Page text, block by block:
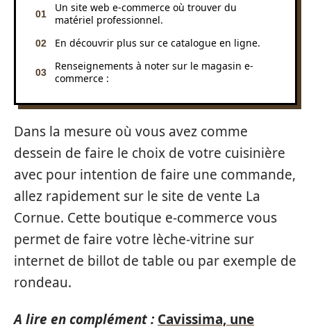
Un site web e-commerce où trouver du
matériel professionnel.
En découvrir plus sur ce catalogue en ligne.
Renseignements à noter sur le magasin e-
commerce :
Dans la mesure où vous avez comme
dessein de faire le choix de votre cuisinière
avec pour intention de faire une commande,
allez rapidement sur le site de vente La
Cornue. Cette boutique e-commerce vous
permet de faire votre lèche-vitrine sur
internet de billot de table ou par exemple de
rondeau.
A lire en complément : Cavissima, une